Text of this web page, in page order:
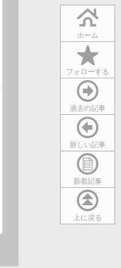
ホーム
フォローする
過去の記事
新しい記事
新着記事
上に戻る